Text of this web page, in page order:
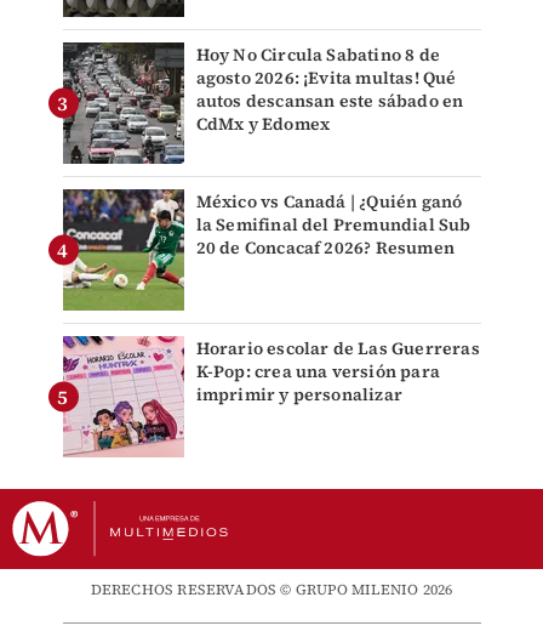
Hoy No Circula Sabatino 8 de
agosto 2026: ¡Evita multas! Qué
autos descansan este sábado en
CdMx y Edomex
México vs Canadá | ¿Quién ganó
la Semifinal del Premundial Sub
20 de Concacaf 2026? Resumen
Horario escolar de Las Guerreras
K-Pop: crea una versión para
imprimir y personalizar
DERECHOS RESERVADOS © GRUPO MILENIO 2026